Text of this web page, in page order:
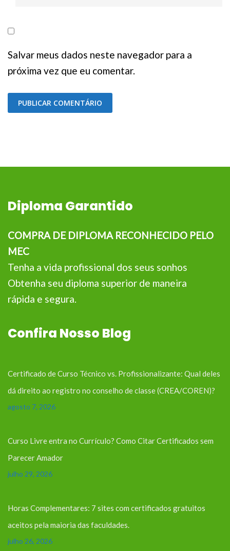
Salvar meus dados neste navegador para a
próxima vez que eu comentar.
Diploma Garantido
COMPRA DE DIPLOMA RECONHECIDO PELO
MEC
Tenha a vida profissional dos seus sonhos
Obtenha seu diploma superior de maneira
rápida e segura.
Confira Nosso Blog
Certificado de Curso Técnico vs. Profissionalizante: Qual deles
dá direito ao registro no conselho de classe (CREA/COREN)?
agosto 7, 2026
Curso Livre entra no Currículo? Como Citar Certificados sem
Parecer Amador
julho 29, 2026
Horas Complementares: 7 sites com certificados gratuitos
aceitos pela maioria das faculdades.
julho 26, 2026